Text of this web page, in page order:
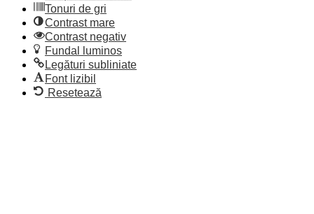
Tonuri de gri
Contrast mare
Contrast negativ
Fundal luminos
Legături subliniate
Font lizibil
Resetează